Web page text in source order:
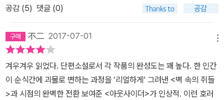
이론으로 해석하는 독창성을 발휘한다. 「금단의 저택」은 뱀파이어 이
야기에 물리학과 화학의 견지를 차용한 독특한 SF이며, 「시체를 되
살리는 허버트 웨스트」는 『프랑켄슈타인』의 계보를 잇는 작품으로 의
학도의 실험을 통해 생명과 죽음의 본질에 대한 질문을 던지고, 대표
작 「크툴루의 부름」에서는 프레이저의 『황금 가지』에서 시작되는 고
대 종교와 민속에 대한 폭넓은 인류학적 관심을 선보인다. 크툴루 신
화로 대표되는 고대 종교와 신화, 주술에 관한 관심은 러브크래프트
공감 (5) 댓글 (0)
不二 2017-07-01
겨우겨우 읽었다. 단편소설로서 각 작품의 완성도는 꽤 높다. 한 인간
이 순식간에 괴물로 변하는 과정을 ‘리얼하게‘ 그려낸 <벽 속의 쥐들
>과 시점의 완벽한 전환 보여준 <아웃사이더>가 인상적. 이런 호러